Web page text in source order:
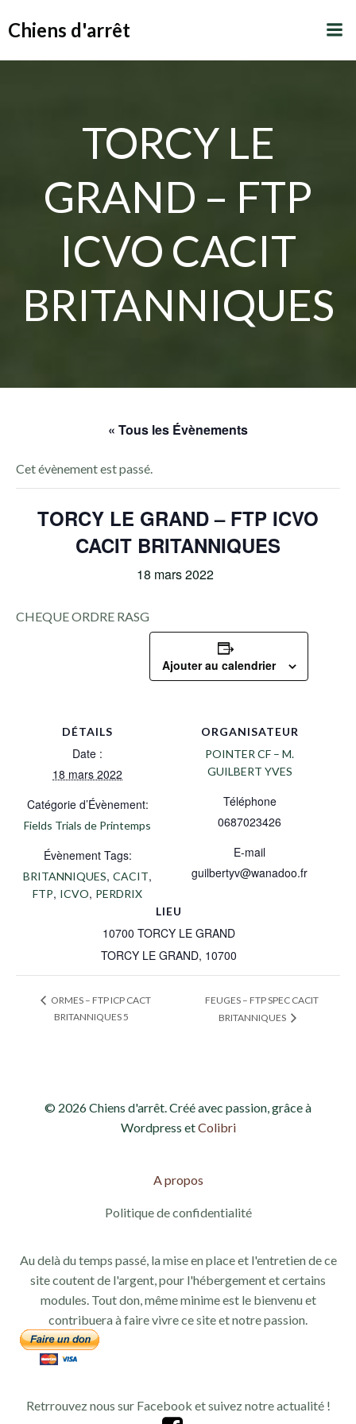
Chiens d'arrêt
TORCY LE
GRAND – FTP
ICVO CACIT
BRITANNIQUES
« Tous les Évènements
Cet évènement est passé.
TORCY LE GRAND – FTP ICVO
CACIT BRITANNIQUES
18 mars 2022
CHEQUE ORDRE RASG
Ajouter au calendrier
DÉTAILS
Date :
18 mars 2022
Catégorie d’Évènement:
Fields Trials de Printemps
Évènement Tags:
BRITANNIQUES, CACIT,
FTP, ICVO, PERDRIX
LIEU
10700 TORCY LE GRAND
TORCY LE GRAND, 10700
ORGANISATEUR
POINTER CF – M.
GUILBERT YVES
Téléphone
0687023426
E-mail
guilbertyv@wanadoo.fr
ORMES – FTP ICP CACT
BRITANNIQUES 5
FEUGES – FTP SPEC CACIT
BRITANNIQUES
© 2026 Chiens d'arrêt. Créé avec passion, grâce à
Wordpress etColibri
A propos
Politique de confidentialité
Au delà du temps passé, la mise en place et l'entretien de ce
site coutent de l'argent, pour l'hébergement et certains
modules. Tout don, même minime est le bienvenu et
contribuera à faire vivre ce site et notre passion.
Retrrouvez nous sur Facebook et suivez notre actualité !